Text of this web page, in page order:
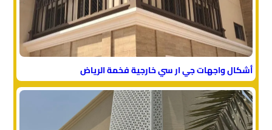
أشكال واجهات جي ار سي خارجية فخمة الرياض